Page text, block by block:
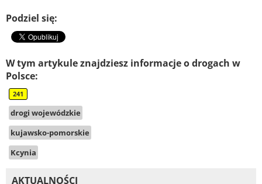
Podziel się:
W tym artykule znajdziesz informacje o drogach w
Polsce:
241
drogi wojewódzkie
kujawsko-pomorskie
Kcynia
AKTUALNOŚCI